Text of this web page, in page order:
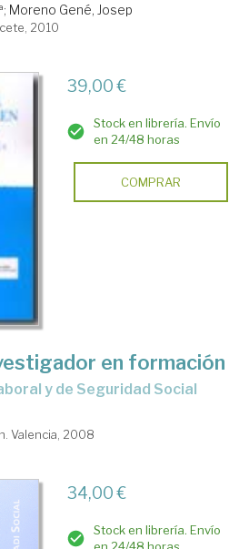
; Moreno Gené, Josep
2010
39,00 €
Stock en librería. Envío
en 24/48 horas
COMPRAR
en formación
y de Seguridad Social
Valencia, 2008
34,00 €
Stock en librería. Envío
en 24/48 horas